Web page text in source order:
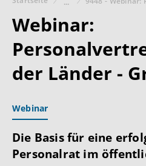
Webinar:
der Länder -
Webinar
Die Basis für eine
Personalrat im